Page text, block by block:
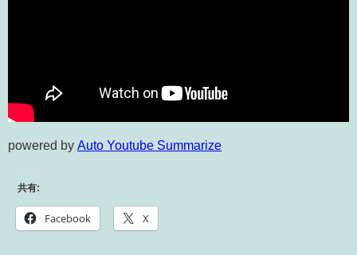
powered by Auto Youtube Summarize
共有:
Facebook X